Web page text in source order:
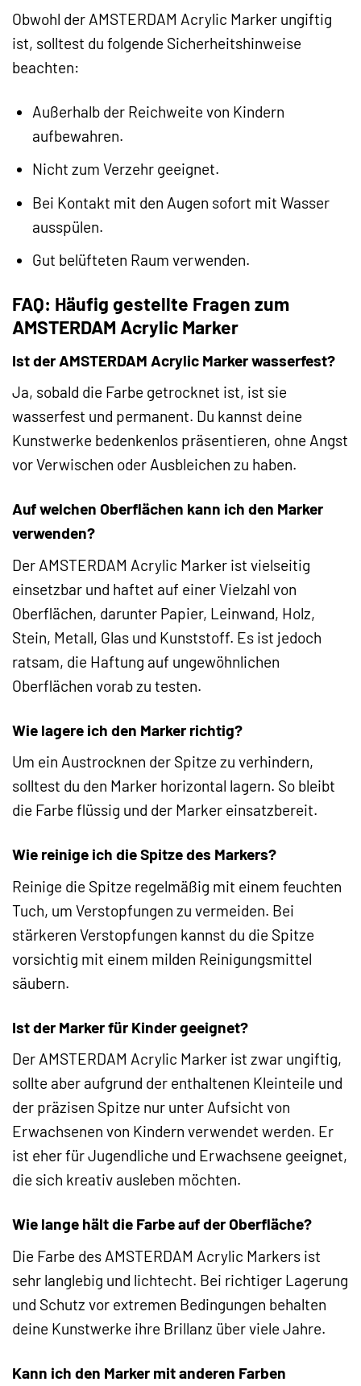
Obwohl der AMSTERDAM Acrylic Marker ungiftig
ist, solltest du folgende Sicherheitshinweise
beachten:
Außerhalb der Reichweite von Kindern
aufbewahren.
Nicht zum Verzehr geeignet.
Bei Kontakt mit den Augen sofort mit Wasser
ausspülen.
Gut belüfteten Raum verwenden.
FAQ: Häufig gestellte Fragen zum
AMSTERDAM Acrylic Marker
Ist der AMSTERDAM Acrylic Marker wasserfest?
Ja, sobald die Farbe getrocknet ist, ist sie
wasserfest und permanent. Du kannst deine
Kunstwerke bedenkenlos präsentieren, ohne Angst
vor Verwischen oder Ausbleichen zu haben.
Auf welchen Oberflächen kann ich den Marker
verwenden?
Der AMSTERDAM Acrylic Marker ist vielseitig
einsetzbar und haftet auf einer Vielzahl von
Oberflächen, darunter Papier, Leinwand, Holz,
Stein, Metall, Glas und Kunststoff. Es ist jedoch
ratsam, die Haftung auf ungewöhnlichen
Oberflächen vorab zu testen.
Wie lagere ich den Marker richtig?
Um ein Austrocknen der Spitze zu verhindern,
solltest du den Marker horizontal lagern. So bleibt
die Farbe flüssig und der Marker einsatzbereit.
Wie reinige ich die Spitze des Markers?
Reinige die Spitze regelmäßig mit einem feuchten
Tuch, um Verstopfungen zu vermeiden. Bei
stärkeren Verstopfungen kannst du die Spitze
vorsichtig mit einem milden Reinigungsmittel
säubern.
Ist der Marker für Kinder geeignet?
Der AMSTERDAM Acrylic Marker ist zwar ungiftig,
sollte aber aufgrund der enthaltenen Kleinteile und
der präzisen Spitze nur unter Aufsicht von
Erwachsenen von Kindern verwendet werden. Er
ist eher für Jugendliche und Erwachsene geeignet,
die sich kreativ ausleben möchten.
Wie lange hält die Farbe auf der Oberfläche?
Die Farbe des AMSTERDAM Acrylic Markers ist
sehr langlebig und lichtecht. Bei richtiger Lagerung
und Schutz vor extremen Bedingungen behalten
deine Kunstwerke ihre Brillanz über viele Jahre.
Kann ich den Marker mit anderen Farben